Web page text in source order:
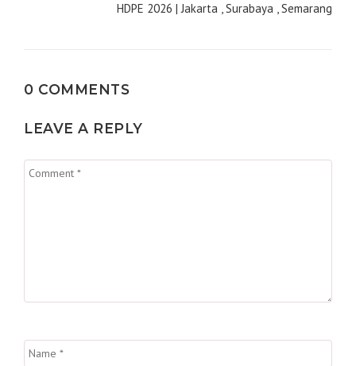
HDPE 2026 | Jakarta , Surabaya , Semarang
0 COMMENTS
LEAVE A REPLY